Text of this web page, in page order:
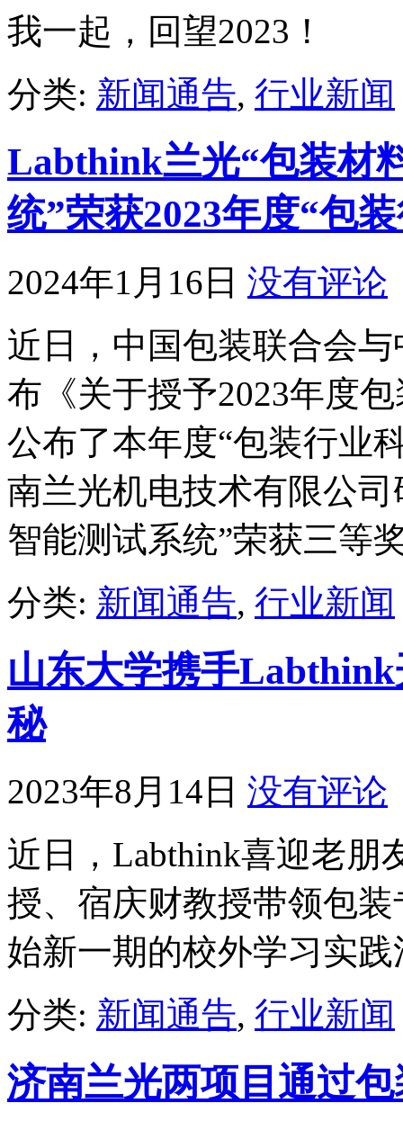
我一起，回望2023！
分类: 新闻通告, 行业新闻
Labthink兰光“包装材
统”荣获2023年度“包
2024年1月16日 没有评论
近日，中国包装联合会
布《关于授予2023年度
公布了本年度“包装行业
南兰光机电技术有限公
智能测试系统”荣获三等
分类: 新闻通告, 行业新闻
山东大学携手
秘
2023年8月14日 没有评论
近日，Labthink喜迎老朋
授、宿庆财教授带领包
始新一期的校外学习实践
分类: 新闻通告, 行业新闻
济南兰光两项目通过